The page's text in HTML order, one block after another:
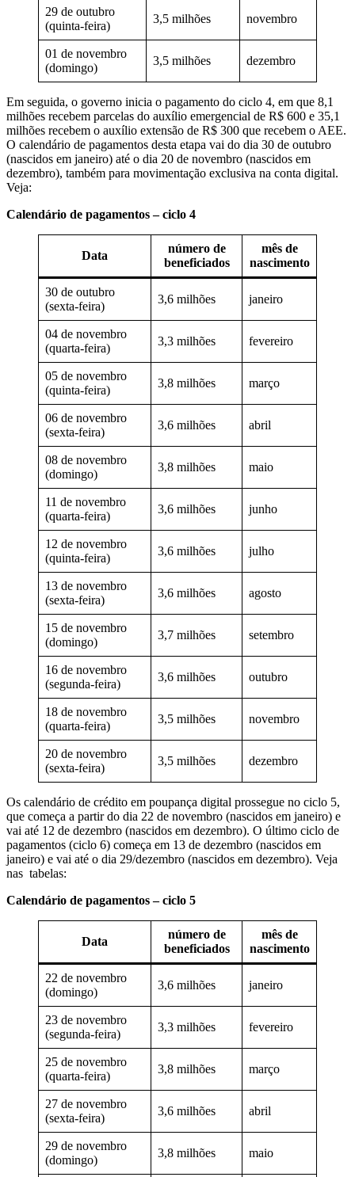
29 de outubro
(quinta-feira)
3,5 milhões novembro
01 de novembro
(domingo)
3,5 milhões dezembro
Em seguida, o governo inicia o pagamento do ciclo 4, em que 8,1
milhões recebem parcelas do auxílio emergencial de R$ 600 e 35,1
milhões recebem o auxílio extensão de R$ 300 que recebem o AEE.
O calendário de pagamentos desta etapa vai do dia 30 de outubro
(nascidos em janeiro) até o dia 20 de novembro (nascidos em
dezembro), também para movimentação exclusiva na conta digital.
Veja:
Calendário de pagamentos – ciclo 4
Data
número de
beneficiados
mês de
nascimento
30 de outubro
(sexta-feira)
3,6 milhões janeiro
04 de novembro
(quarta-feira)
3,3 milhões fevereiro
05 de novembro
(quinta-feira)
3,8 milhões março
06 de novembro
(sexta-feira)
3,6 milhões abril
08 de novembro
(domingo)
3,8 milhões maio
11 de novembro
(quarta-feira)
3,6 milhões junho
12 de novembro
(quinta-feira)
3,6 milhões julho
13 de novembro
(sexta-feira)
3,6 milhões agosto
15 de novembro
(domingo)
3,7 milhões setembro
16 de novembro
(segunda-feira)
3,6 milhões outubro
18 de novembro
(quarta-feira)
3,5 milhões novembro
20 de novembro
(sexta-feira)
3,5 milhões dezembro
Os calendário de crédito em poupança digital prossegue no ciclo 5,
que começa a partir do dia 22 de novembro (nascidos em janeiro) e
vai até 12 de dezembro (nascidos em dezembro). O último ciclo de
pagamentos (ciclo 6) começa em 13 de dezembro (nascidos em
janeiro) e vai até o dia 29/dezembro (nascidos em dezembro). Veja
nas tabelas:
Calendário de pagamentos – ciclo 5
Data
número de
beneficiados
mês de
nascimento
22 de novembro
(domingo)
3,6 milhões janeiro
23 de novembro
(segunda-feira)
3,3 milhões fevereiro
25 de novembro
(quarta-feira)
3,8 milhões março
27 de novembro
(sexta-feira)
3,6 milhões abril
29 de novembro
(domingo)
3,8 milhões maio